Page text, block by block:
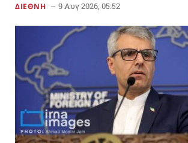
ΔΙΕΘΝΗ 9 Αυγ 2026, 05:52